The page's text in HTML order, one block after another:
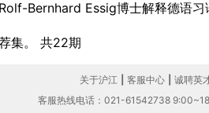
Bernhard Essig博士解释德语
集。 共22期
关于沪江 客服中心
诚聘英
客服热线电话：021-61542738